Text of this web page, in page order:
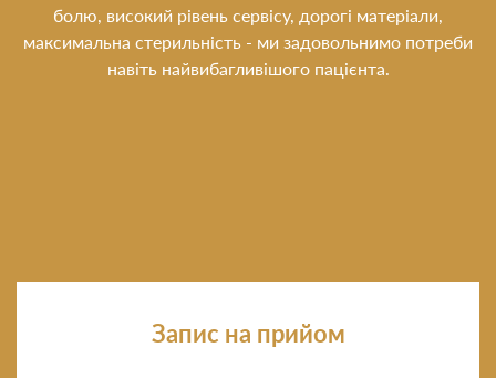
болю, високий рівень сервісу, дорогі матеріали,
максимальна стерильність - ми задовольнимо потреби
навіть найвибагливішого пацієнта.
Запис на прийом